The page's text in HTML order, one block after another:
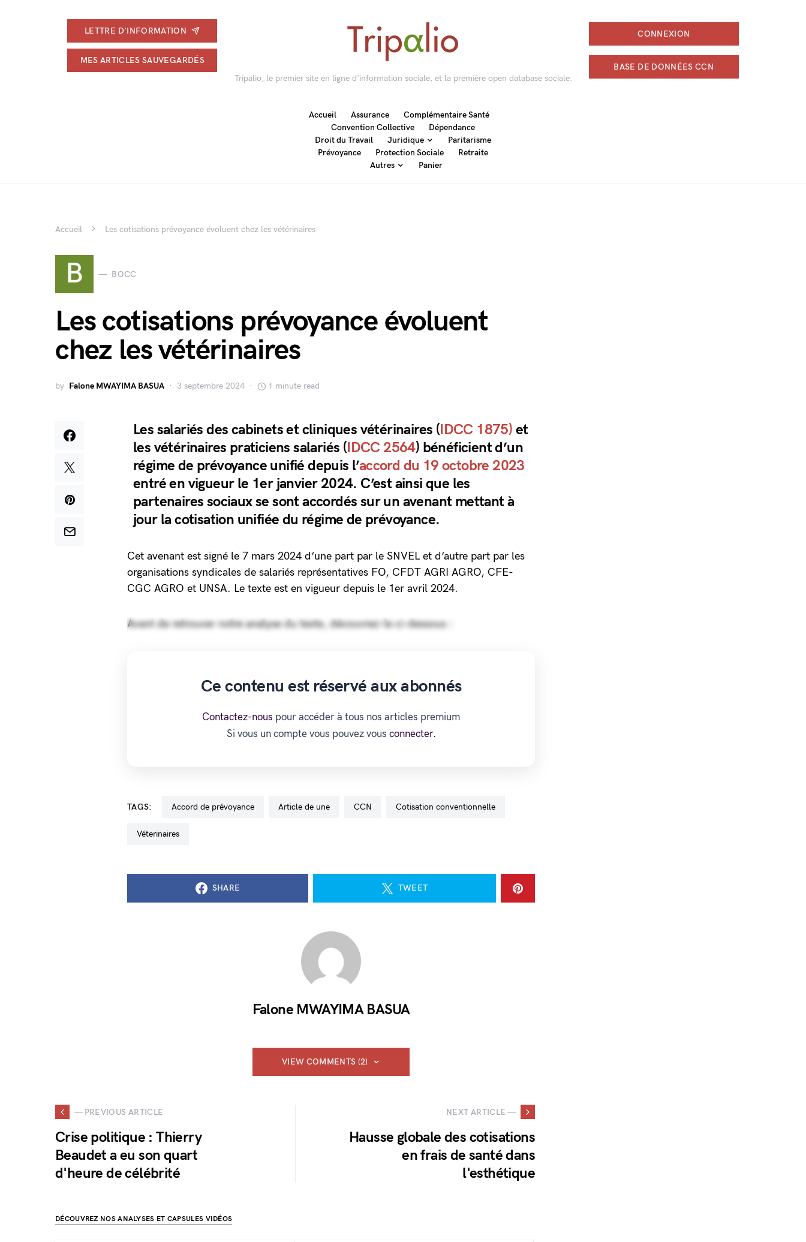
LETTRE D'INFORMATION
MES ARTICLES SAUVEGARDÉS
Tripalio, le premier site en ligne d'information sociale, et la première open database sociale.
CONNEXION
BASE DE DONNÉES CCN
Accueil Assurance
Complémentaire Santé
Convention Collective
Dépendance
Droit du Travail
Juridique
Paritarisme
Prévoyance
Protection Sociale
Retraite
Autres
Panier
Accueil Les cotisations prévoyance évoluent chez les vétérinaires
B BOCC
Les cotisations prévoyance évoluent
chez les vétérinaires
by Falone MWAYIMA BASUA 3 septembre 2024 1 minute read
Les salariés des cabinets et cliniques vétérinaires (IDCC 1875) et
les vétérinaires praticiens salariés (IDCC 2564) bénéficient d’un
régime de prévoyance unifié depuis l’accord du 19 octobre 2023
entré en vigueur le 1er janvier 2024. C’est ainsi que les
partenaires sociaux se sont accordés sur un avenant mettant à
jour la cotisation unifiée du régime de prévoyance.
Cet avenant est signé le 7 mars 2024 d’une part par le SNVEL et d’autre part par les
organisations syndicales de salariés représentatives FO, CFDT AGRI AGRO, CFE-
CGC AGRO et UNSA. Le texte est en vigueur depuis le 1er avril 2024.
Avant de retrouver notre analyse du texte, découvrez-le ci-dessous :
Ce contenu est réservé aux abonnés
Contactez-nous pour accéder à tous nos articles premium
Si vous un compte vous pouvez vous connecter.
TAGS: accord de prévoyance Article de une CCN cotisation conventionnelle
véterinaires
SHARE TWEET
Falone MWAYIMA BASUA
VIEW COMMENTS (2)
— PREVIOUS ARTICLE
Crise politique : Thierry
Beaudet a eu son quart
d'heure de célébrité
NEXT ARTICLE —
Hausse globale des cotisations
en frais de santé dans
l'esthétique
DÉCOUVREZ NOS ANALYSES ET CAPSULES VIDÉOS